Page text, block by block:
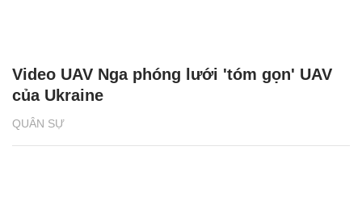
QUÂN SỰ
Video UAV Nga phóng lưới 'tóm gọn' UAV
của Ukraine